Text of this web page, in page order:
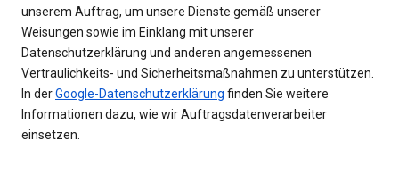
unserem Auftrag, um unsere Dienste gemäß unserer
Weisungen sowie im Einklang mit unserer
Datenschutzerklärung und anderen angemessenen
Vertraulichkeits- und Sicherheitsmaßnahmen zu unterstützen.
In derGoogle-Datenschutzerklärung finden Sie weitere
Informationen dazu, wie wir Auftragsdatenverarbeiter
einsetzen.